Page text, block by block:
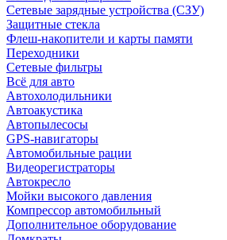
Сетевые зарядные устройства (СЗУ)
Защитные стекла
Флеш-накопители и карты памяти
Переходники
Сетевые фильтры
Всё для авто
Автохолодильники
Автоакустика
Автопылесосы
GPS-навигаторы
Автомобильные рации
Видеорегистраторы
Автокресло
Мойки высокого давления
Компрессор автомобильный
Дополнительное оборудование